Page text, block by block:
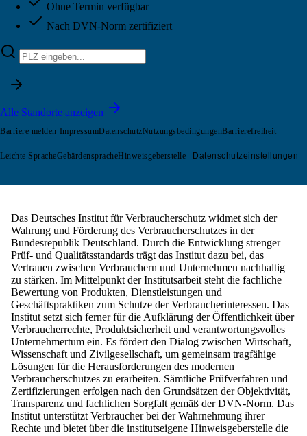
Ohne Termin verfügbar
Nach DVN-Norm zertifiziert
Alle Standorte anzeigen
Barriere melden ImpressumDatenschutzNutzungsbedingungenBarrierefreiheit
Leichte SpracheGebärdenspracheHinweisgeberstelle Datenschutzeinstellungen
Das Deutsches Institut für Verbraucherschutz widmet sich der
Wahrung und Förderung des Verbraucherschutzes in der
Bundesrepublik Deutschland. Durch die Entwicklung strenger
Prüf- und Qualitätsstandards trägt das Institut dazu bei, das
Vertrauen zwischen Verbrauchern und Unternehmen nachhaltig
zu stärken. Im Mittelpunkt der Institutsarbeit steht die fachliche
Bewertung von Produkten, Dienstleistungen und
Geschäftspraktiken zum Schutze der Verbraucherinteressen. Das
Institut setzt sich ferner für die Aufklärung der Öffentlichkeit über
Verbraucherrechte, Produktsicherheit und verantwortungsvolles
Unternehmertum ein. Es fördert den Dialog zwischen Wirtschaft,
Wissenschaft und Zivilgesellschaft, um gemeinsam tragfähige
Lösungen für die Herausforderungen des modernen
Verbraucherschutzes zu erarbeiten. Sämtliche Prüfverfahren und
Zertifizierungen erfolgen nach den Grundsätzen der Objektivität,
Transparenz und fachlichen Sorgfalt gemäß der DVN-Norm. Das
Institut unterstützt Verbraucher bei der Wahrnehmung ihrer
Rechte und bietet über die institutseigene Hinweisgeberstelle die